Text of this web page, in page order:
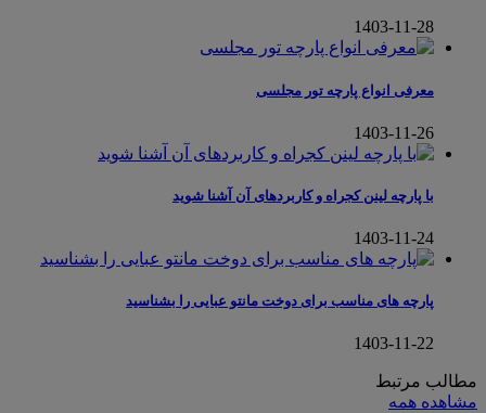
1403-11-28
معرفی انواع پارچه تور مجلسی
1403-11-26
با پارچه لینن کجراه و کاربردهای آن آشنا شوید
1403-11-24
پارچه های مناسب برای دوخت مانتو عبایی را بشناسید
1403-11-22
مطالب مرتبط
مشاهده همه